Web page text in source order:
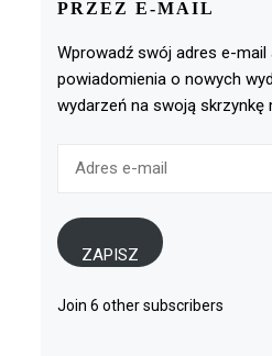
PRZEZ E-MAIL
Wprowadź swój adres e-
powiadomienia o nowych
wydarzeń na swoją skrzynkę
ZAPISZ
Join 6 other subscribers